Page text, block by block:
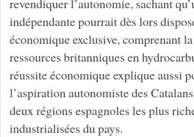
indépendante pourrait dès lors
économique exclusive, comprenant
ressources britanniques en
réussite économique explique aussi
l’aspiration autonomiste des
deux régions espagnoles les plus
industrialisées du pays.